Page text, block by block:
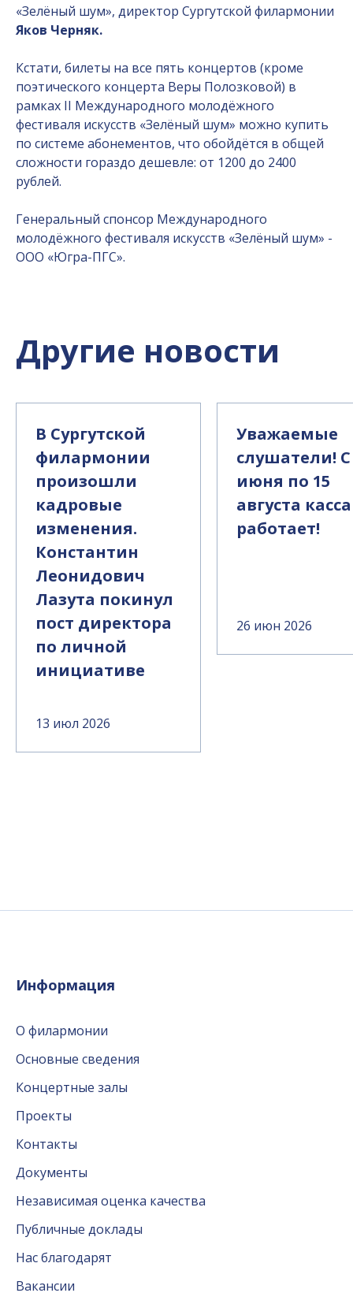
«Зелёный шум», директор Сургутской филармонии
Яков Черняк.
Кстати, билеты на все пять концертов (кроме
поэтического концерта Веры Полозковой) в
рамках II Международного молодёжного
фестиваля искусств «Зелёный шум» можно купить
по системе абонементов, что обойдётся в общей
сложности гораздо дешевле: от 1200 до 2400
рублей.
Генеральный спонсор Международного
молодёжного фестиваля искусств «Зелёный шум» -
ООО «Югра-ПГС».
Другие новости
В Сургутской
филармонии
произошли
кадровые
изменения.
Константин
Леонидович
Лазута покинул
пост директора
по личной
инициативе
13 июл 2026
Уважаемые
слушатели! С
июня по 15
августа
работает!
26 июн 2026
Информация
О филармонии
Основные сведения
Концертные залы
Проекты
Контакты
Документы
Независимая оценка качества
Публичные доклады
Нас благодарят
Вакансии